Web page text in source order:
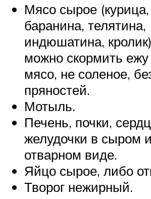
Мясо сырое (курица,
баранина, телятина,
индюшатина,
можно скормить
мясо, не соленое,
пряностей.
Мотыль.
Печень, почки,
желудочки в сыром
отварном виде.
Яйцо сырое, либо
Творог нежирный.